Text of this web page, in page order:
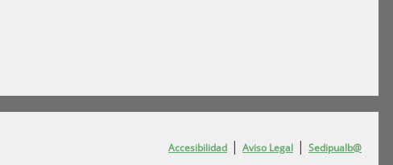
Accesibilidad | Aviso Legal | Sedipualb@